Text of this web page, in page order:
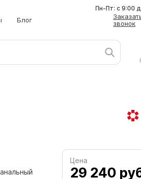
Блог
звонок
Пн-Пт: с 9:00
Цена
29 240